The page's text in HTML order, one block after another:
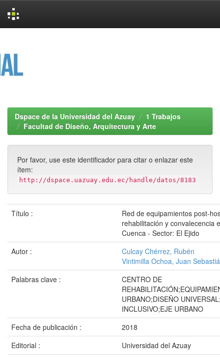
Dspace de la Universidad del Azuay
1 Trabajos
Facultad de Diseño, Arquitectura y Arte
Por favor, use este identificador para citar o enlazar este
ítem:
http://dspace.uazuay.edu.ec/handle/datos/8183
Título :
Red de equipamientos post-
rehabilitación y convalecencia
Cuenca - Sector: El Ejido
Autor :
Culcay Chérrez, Rubén
Vintimilla Ochoa, Juan
Palabras clave :
CENTRO DE
URBANO;DISEÑO
INCLUSIVO;EJE URBANO
Fecha de publicación :
2018
Editorial :
Universidad del Azuay